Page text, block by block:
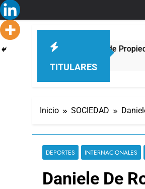
TITULARES
contra la Ley de Propiedad
Inicio SOCIEDAD
DEPORTES INTERNACIONALES
Daniele De